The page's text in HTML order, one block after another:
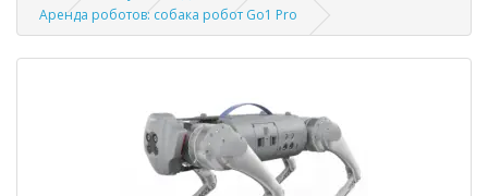
Аренда роботов: собака робот Go1 Pro